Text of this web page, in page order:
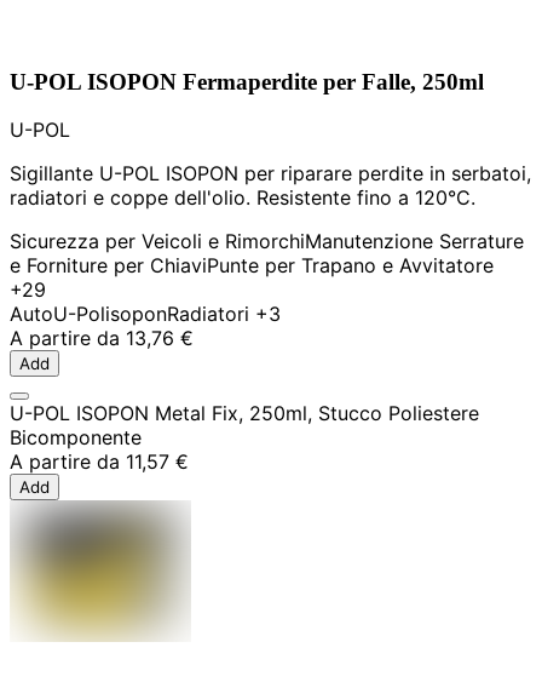
U-POL ISOPON Fermaperdite per Falle, 250ml
U-POL
Sigillante U-POL ISOPON per riparare perdite in serbatoi,
radiatori e coppe dell'olio. Resistente fino a 120°C.
Sicurezza per Veicoli e RimorchiManutenzione Serrature
e Forniture per ChiaviPunte per Trapano e Avvitatore
+29
AutoU-PolisoponRadiatori +3
A partire da 13,76 €
Add
U-POL ISOPON Metal Fix, 250ml, Stucco Poliestere
Bicomponente
A partire da 11,57 €
Add